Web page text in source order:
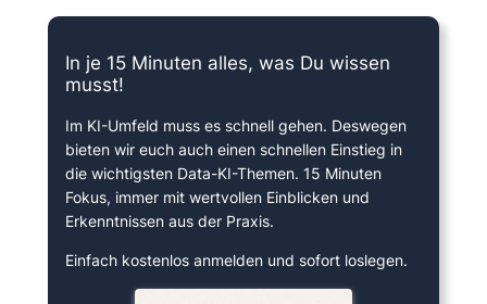
In je 15 Minuten alles, was Du wissen
musst!
Im KI-Umfeld muss es schnell gehen. Deswegen
bieten wir euch auch einen schnellen Einstieg in
die wichtigsten Data-KI-Themen. 15 Minuten
Fokus, immer mit wertvollen Einblicken und
Erkenntnissen aus der Praxis.
Einfach kostenlos anmelden und sofort loslegen.